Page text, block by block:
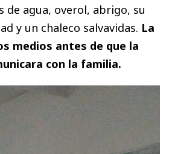
de agua, overol, abrigo, su
y un chaleco salvavidas. La
medios antes de que la
con la familia.